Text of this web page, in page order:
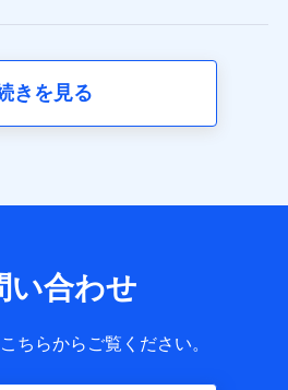
きを見る
い合わせ
ちらからご覧ください。